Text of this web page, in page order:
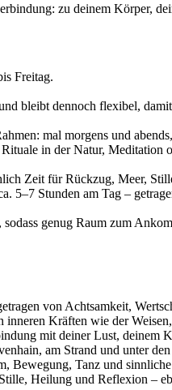
zu deinem Körper,
Freitag.
bleibt dennoch flexibel,
mal morgens und
in der Natur, Meditation
Zeit für Rückzug, Meer,
5–7 Stunden am Tag –
genug Raum zum
von Achtsamkeit,
inneren Kräften wie der
mit deiner Lust, deinem
am Strand und unter
Bewegung, Tanz und
Heilung und Reflexion –